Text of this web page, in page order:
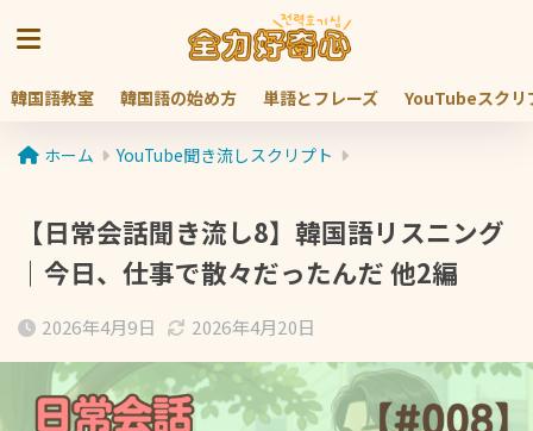
韓国語教室 韓国語の始め方 単語とフレーズ YouTubeスクリ
ホーム YouTube聞き流しスクリプト
【日常会話聞き流し8】韓国語リスニング
｜今日、仕事で散々だったんだ 他2編
2026年4月9日 2026年4月20日